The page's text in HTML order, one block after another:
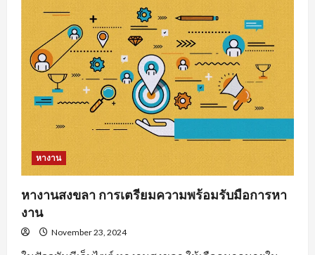
รวม
แหล่ง
หา
งาน
ทุก
สาขา
อาชีพ
หางาน
หางานสงขลา การเตรียมความพร้อมรับมือการหา
งาน
November 23, 2024